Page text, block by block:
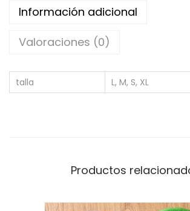
Información adicional
Valoraciones (0)
talla L, M, S, XL
Productos